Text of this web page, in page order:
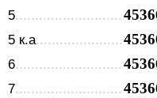
5
5 к.а
6
7